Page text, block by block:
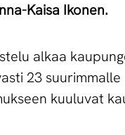
Kaisa Ikonen.
alkaa
23
kuuluvat